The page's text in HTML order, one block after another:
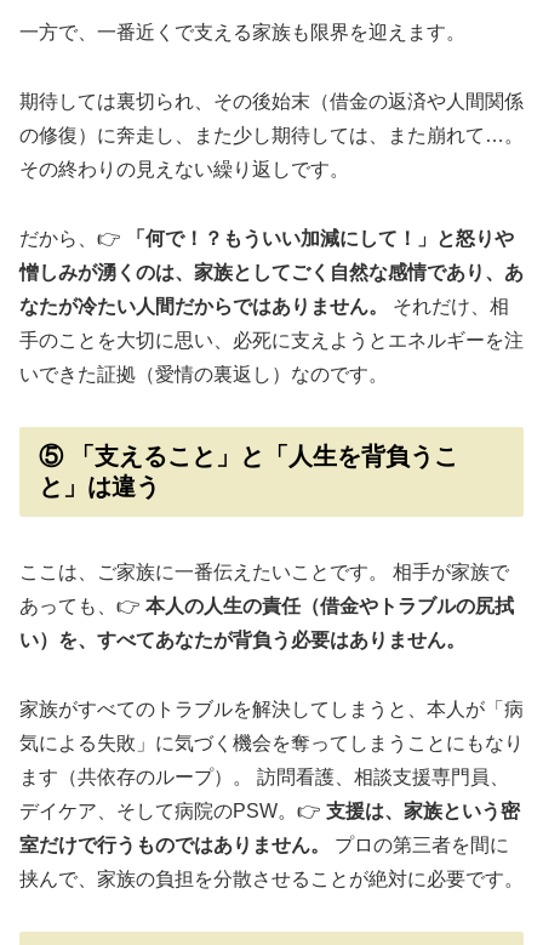
一方で、一番近くで支える家族も限界を迎えます。
期待しては裏切られ、その後始末（借金の返済や人間関係
の修復）に奔走し、また少し期待しては、また崩れて…。
その終わりの見えない繰り返しです。
だから、👉
「何で！？もういい加減にして！」と怒りや
憎しみが湧くのは、家族としてごく自然な感情であり、あ
なたが冷たい人間だからではありません。
それだけ、相
手のことを大切に思い、必死に支えようとエネルギーを注
いできた証拠（愛情の裏返し）なのです。
⑤ 「支えること」と「人生を背負うこ
と」は違う
ここは、ご家族に一番伝えたいことです。 相手が家族で
あっても、👉 本人の人生の責任（借金やトラブルの尻拭
い）を、すべてあなたが背負う必要はありません。
家族がすべてのトラブルを解決してしまうと、本人が「病
気による失敗」に気づく機会を奪ってしまうことにもなり
ます（共依存のループ）。 訪問看護、相談支援専門員、
デイケア、そして病院のPSW。👉 支援は、家族という密
室だけで行うものではありません。
プロの第三者を間に
挟んで、家族の負担を分散させることが絶対に必要です。